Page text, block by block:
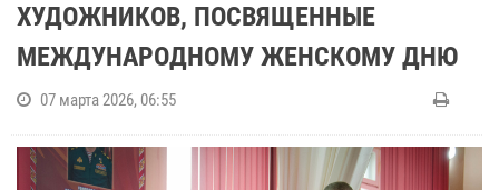
ХУДОЖНИКОВ, ПОСВЯЩЕННЫЕ
МЕЖДУНАРОДНОМУ ЖЕНСКОМУ ДНЮ
07 марта 2026, 06:55